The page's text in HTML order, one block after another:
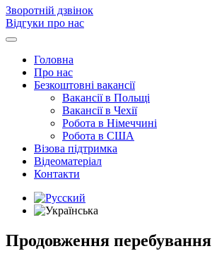
Зворотній дзвінок
Відгуки про нас
Головна
Про нас
Безкоштовні вакансії
Вакансії в Польщі
Вакансії в Чехії
Робота в Німеччині
Робота в США
Візова підтримка
Відеоматеріал
Контакти
Продовження перебування